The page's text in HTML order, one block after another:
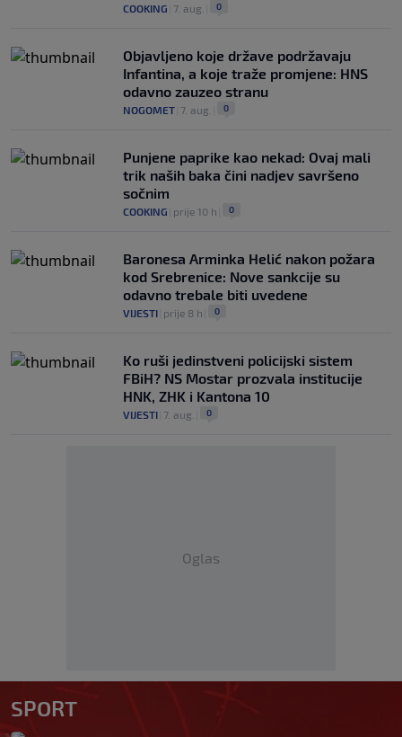
COOKING 7. aug. 0
Objavljeno koje države podržavaju
Infantina, a koje traže promjene: HNS
odavno zauzeo stranu
NOGOMET 7. aug. 0
Punjene paprike kao nekad: Ovaj mali
trik naših baka čini nadjev savršeno
sočnim
COOKING prije 10 h 0
Baronesa Arminka Helić nakon požara
kod Srebrenice: Nove sankcije su
odavno trebale biti uvedene
VIJESTI prije 8 h 0
Ko ruši jedinstveni policijski sistem
FBiH? NS Mostar prozvala institucije
HNK, ZHK i Kantona 10
VIJESTI 7. aug. 0
Oglas
SPORT